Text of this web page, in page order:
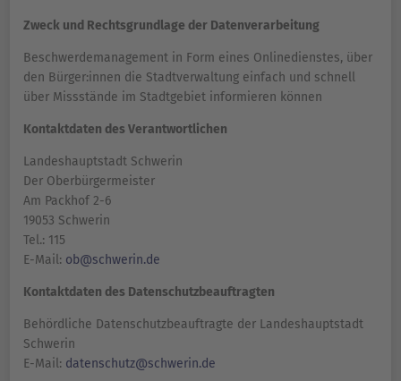
Zweck und Rechtsgrundlage der Datenverarbeitung
Beschwerdemanagement in Form eines Onlinedienstes, über
den Bürger:innen die Stadtverwaltung einfach und schnell
über Missstände im Stadtgebiet informieren können
Kontaktdaten des Verantwortlichen
Landeshauptstadt Schwerin
Der Oberbürgermeister
Am Packhof 2-6
19053 Schwerin
Tel.: 115
E-Mail: ob@schwerin.de
Kontaktdaten des Datenschutzbeauftragten
Behördliche Datenschutzbeauftragte der Landeshauptstadt
Schwerin
E-Mail: datenschutz@schwerin.de